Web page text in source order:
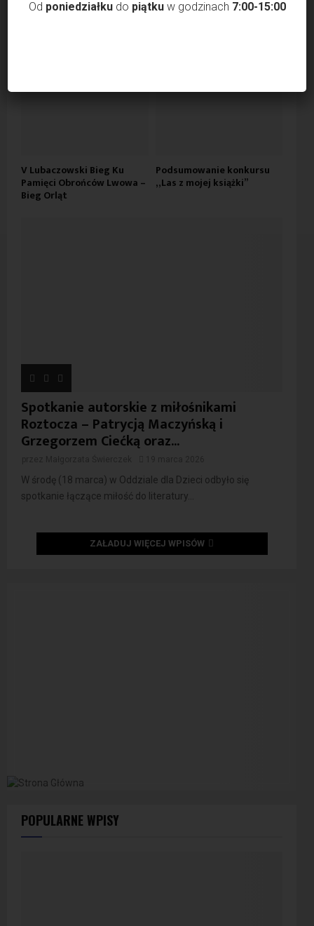
V Lubaczowski Bieg Ku
Pamięci Obrońców Lwowa –
Bieg Orląt
Podsumowanie konkursu
„Las z mojej książki”
Spotkanie autorskie z miłośnikami
Roztocza – Patrycją Maczyńską i
Grzegorzem Ciećką oraz...
W środę (18 marca) w Oddziale dla Dzieci odbyło się
spotkanie łączące miłość do literatury...
ZAŁADUJ WIĘCEJ WPISÓW
POPULARNE WPISY
Od poniedziałkudo piątkuw godzinach 7:00-15:00